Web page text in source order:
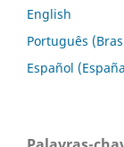
English
Português
Español